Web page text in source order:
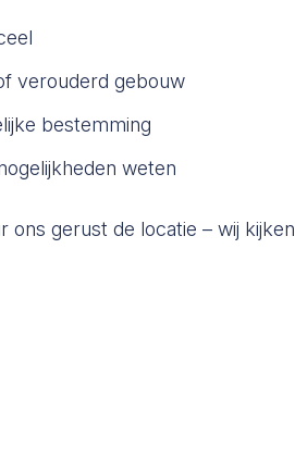
verouderd gebouw
bestemming
weten
ons gerust de locatie – wij kijken